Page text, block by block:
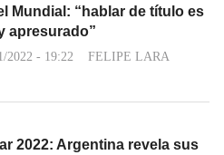
Mundial: “hablar de título es
apresurado”
2022 - 19:22 FELIPE LARA
2022: Argentina revela sus